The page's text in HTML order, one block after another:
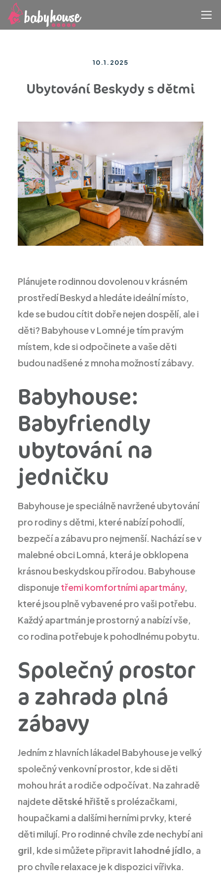
10.1.2025
Ubytování Beskydy s dětmi
Plánujete rodinnou dovolenou v krásném
prostředí Beskyd a hledáte ideální místo,
kde se budou cítit dobře nejen dospělí, ale i
děti? Babyhouse v Lomné je tím pravým
místem, kde si odpočinete a vaše děti
budou nadšené z mnoha možností zábavy.
Babyhouse:
Babyfriendly
ubytování na
jedničku
Babyhouse je speciálně navržené ubytování
pro rodiny s dětmi, které nabízí pohodlí,
bezpečí a zábavu pro nejmenší. Nachází se v
malebné obci Lomná, která je obklopena
krásnou beskydskou přírodou. Babyhouse
disponujetřemi komfortními apartmány,
které jsou plně vybavené pro vaši potřebu.
Každý apartmán je prostorný a nabízí vše,
co rodina potřebuje k pohodlnému pobytu.
Společný prostor
a zahrada plná
zábavy
Jedním z hlavních lákadel Babyhouse je velký
společný venkovní prostor, kde si děti
mohou hrát a rodiče odpočívat. Na zahradě
najdetedětské hřištěs prolézačkami,
houpačkami a dalšími herními prvky, které
děti milují. Pro rodinné chvíle zde nechybí ani
gril, kde si můžete připravit lahodné jídlo, a
pro chvíle relaxace je k dispozici vířivka.